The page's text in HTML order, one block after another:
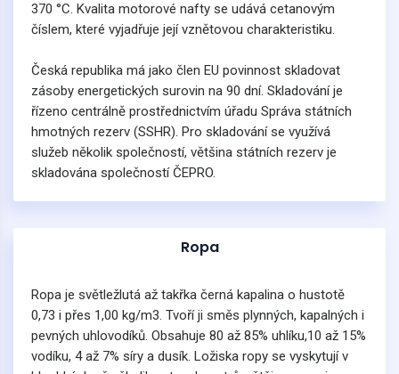
370 °C. Kvalita motorové nafty se udává cetanovým
číslem, které vyjadřuje její vznětovou charakteristiku.
Česká republika má jako člen EU povinnost skladovat
zásoby energetických surovin na 90 dní. Skladování je
řízeno centrálně prostřednictvím úřadu Správa státních
hmotných rezerv (SSHR). Pro skladování se využívá
služeb několik společností, většina státních rezerv je
skladována společností ČEPRO.
Ropa
Ropa je světležlutá až takřka černá kapalina o hustotě
0,73 i přes 1,00 kg/m3. Tvoří ji směs plynných, kapalných i
pevných uhlovodíků. Obsahuje 80 až 85% uhlíku,10 až 15%
vodíku, 4 až 7% síry a dusík. Ložiska ropy se vyskytují v